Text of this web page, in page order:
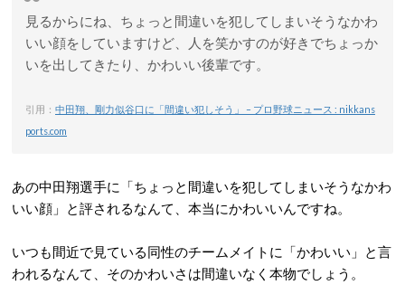
見るからにね、ちょっと間違いを犯してしまいそうなかわ
いい顔をしていますけど、人を笑かすのが好きでちょっか
いを出してきたり、かわいい後輩です。
引用： 中田翔、剛力似谷口に「間違い犯しそう」 – プロ野球ニュース : nikkans
ports.com
あの中田翔選手に「ちょっと間違いを犯してしまいそうなかわ
いい顔」と評されるなんて、本当にかわいいんですね。
いつも間近で見ている同性のチームメイトに「かわいい」と言
われるなんて、そのかわいさは間違いなく本物でしょう。